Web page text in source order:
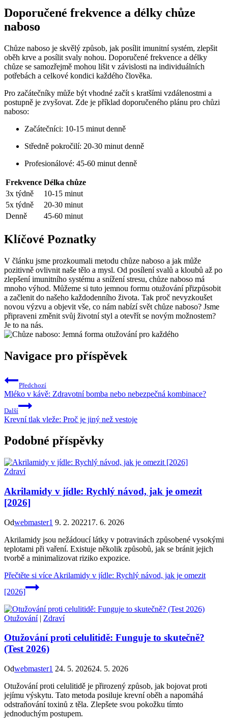
Doporučené frekvence a délky chůze
naboso
Chůze naboso je skvělý způsob, jak posílit imunitní systém, zlepšit
oběh krve a posílit svaly nohou. Doporučené frekvence a délky
chůze se samozřejmě mohou lišit v závislosti na individuálních
potřebách a celkové kondici každého člověka.
Pro začátečníky může být vhodné začít s kratšími vzdálenostmi a
postupně je zvyšovat. Zde je příklad doporučeného plánu pro chůzi
naboso:
Začátečníci: 10-15 minut denně
Středně pokročilí: 20-30 minut denně
Profesionálové: 45-60 minut denně
Frekvence Délka chůze
3x týdně
10-15 minut
5x týdně
20-30 minut
Denně
45-60 minut
Klíčové Poznatky
V článku jsme prozkoumali metodu chůze naboso a jak může
pozitivně ovlivnit naše tělo a mysl. Od posílení svalů a kloubů až po
zlepšení imunitního systému a snížení stresu, chůze naboso má
mnoho výhod. Můžeme si tuto jemnou formu otužování přizpůsobit
a začlenit do našeho každodenního života. Tak proč nevyzkoušet
novou výzvu a objevit vše, co nám nabízí svět chůze naboso? Jsme
připraveni změnit svůj životní styl a otevřít se novým možnostem?
Je to na nás.
Navigace pro příspěvek
Předchozí
Mléko v kávě: Zdravotní bomba nebo nebezpečná kombinace?
Další
Krevní tlak vleže: Proč je jiný než vestoje
Podobné příspěvky
Zdraví
Akrilamidy v jídle: Rychlý návod, jak je omezit
[2026]
Odwebmaster1 9. 2. 202217. 6. 2026
Akrilamidy jsou nežádoucí látky v potravinách způsobené vysokými
teplotami při vaření. Existuje několik způsobů, jak se bránit jejich
tvorbě a minimalizovat riziko expozice.
Přečtěte si více Akrilamidy v jídle: Rychlý návod, jak je omezit
[2026]
Otužování| Zdraví
Otužování proti celulitidě: Funguje to skutečně?
(Test 2026)
Odwebmaster1 24. 5. 202624. 5. 2026
Otužování proti celulitidě je přirozený způsob, jak bojovat proti
jejímu výskytu. Tato metoda posiluje krevní oběh a napomáhá
odstraňování toxinů z těla. Zlepšete svou pokožku tímto
jednoduchým postupem.